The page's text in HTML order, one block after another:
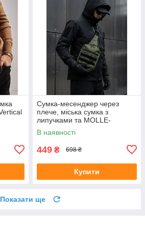
Сумка-месенджер через
плече, міська сумка з
липучками та MOLLE-
системою (25*18*5 см),
Оксфорд, Хакі
В наявності
449 ₴ 698 ₴
Купити
Показати ще